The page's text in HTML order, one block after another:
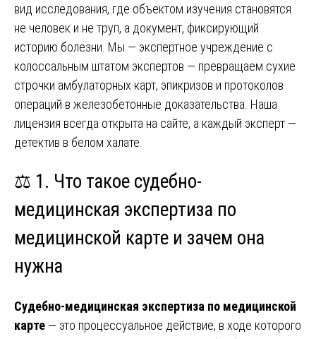
вид исследования, где объектом изучения становятся
не человек и не труп, а документ, фиксирующий
историю болезни. Мы — экспертное учреждение с
колоссальным штатом экспертов — превращаем сухие
строчки амбулаторных карт, эпикризов и протоколов
операций в железобетонные доказательства. Наша
лицензия всегда открыта на сайте, а каждый эксперт —
детектив в белом халате.
⚖️ 1. Что такое судебно-
медицинская экспертиза по
медицинской карте и зачем она
нужна
Судебно-медицинская экспертиза по медицинской
карте — это процессуальное действие, в ходе которого